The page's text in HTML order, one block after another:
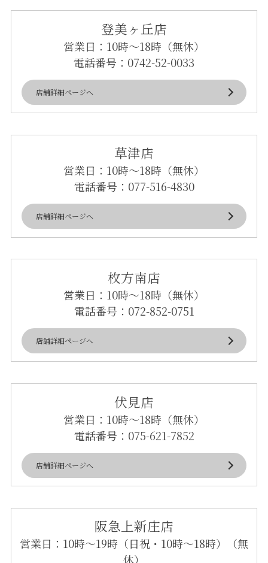
登美ヶ丘店
営業日：10時～18時（無休）
電話番号： 0742-52-0033
店舗詳細ページへ
草津店
営業日：10時～18時（無休）
電話番号： 077-516-4830
店舗詳細ページへ
枚方南店
営業日：10時～18時（無休）
電話番号： 072-852-0751
店舗詳細ページへ
伏見店
営業日：10時～18時（無休）
電話番号： 075-621-7852
店舗詳細ページへ
阪急上新庄店
営業日：10時～19時（日祝・10時～18時）（無
休）